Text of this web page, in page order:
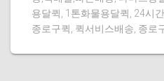
용달퀵, 1톤화물용달퀵, 24시
종로구퀵, 퀵서비스배송, 종로